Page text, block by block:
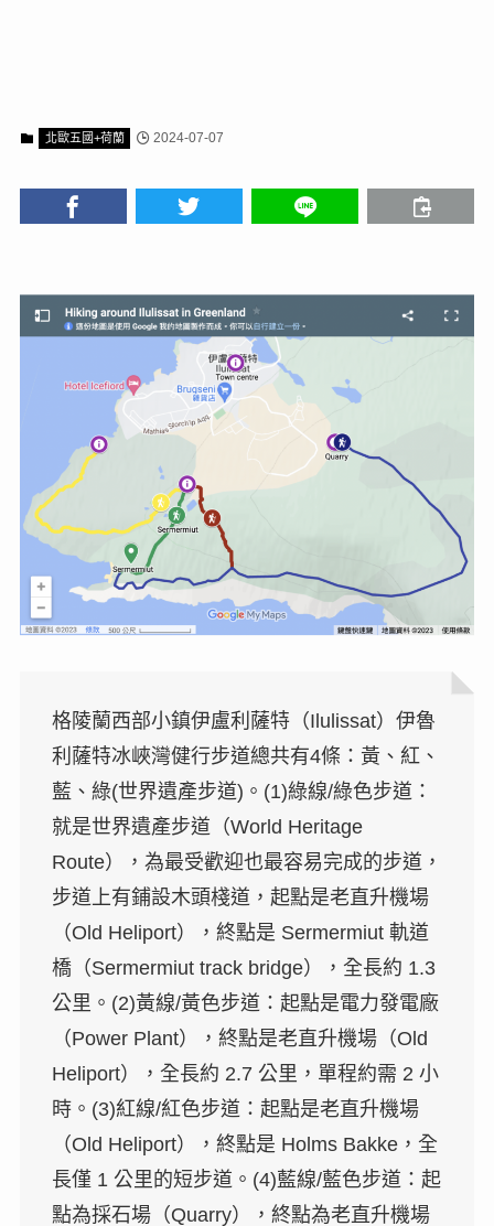
北歐五國+荷蘭 2024-07-07
格陵蘭西部小鎮伊盧利薩特（Ilulissat）伊魯
利薩特冰峽灣健行步道總共有4條：黃、紅、
藍、綠(世界遺產步道)。(1)綠線/綠色步道：
就是世界遺產步道（World Heritage
Route），為最受歡迎也最容易完成的步道，
步道上有鋪設木頭棧道，起點是老直升機場
（Old Heliport），終點是 Sermermiut 軌道
橋（Sermermiut track bridge），全長約 1.3
公里。(2)黃線/黃色步道：起點是電力發電廠
（Power Plant），終點是老直升機場（Old
Heliport），全長約 2.7 公里，單程約需 2 小
時。(3)紅線/紅色步道：起點是老直升機場
（Old Heliport），終點是 Holms Bakke，全
長僅 1 公里的短步道。(4)藍線/藍色步道：起
點為採石場（Quarry），終點為老直升機場